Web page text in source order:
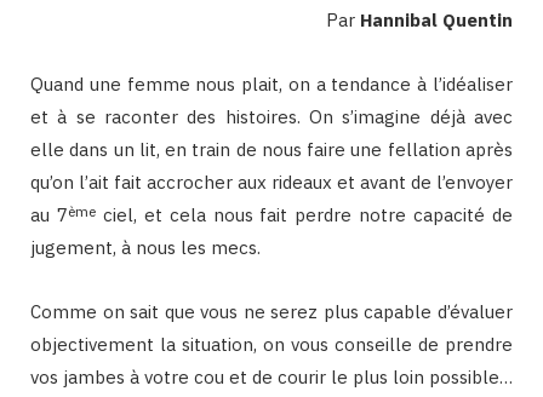
Par Hannibal Quentin
Quand une femme nous plait, on a tendance à l’idéaliser
et à se raconter des histoires. On s’imagine déjà avec
elle dans un lit, en train de nous faire une fellation après
qu’on l’ait fait accrocher aux rideaux et avant de l’envoyer
au 7èmeciel, et cela nous fait perdre notre capacité de
jugement, à nous les mecs.
Comme on sait que vous ne serez plus capable d’évaluer
objectivement la situation, on vous conseille de prendre
vos jambes à votre cou et de courir le plus loin possible…